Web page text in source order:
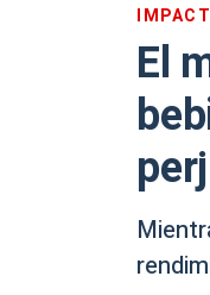
El